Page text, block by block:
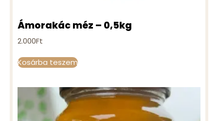
Ámorakác méz – 0,5kg
2.000Ft
Kosárba teszem